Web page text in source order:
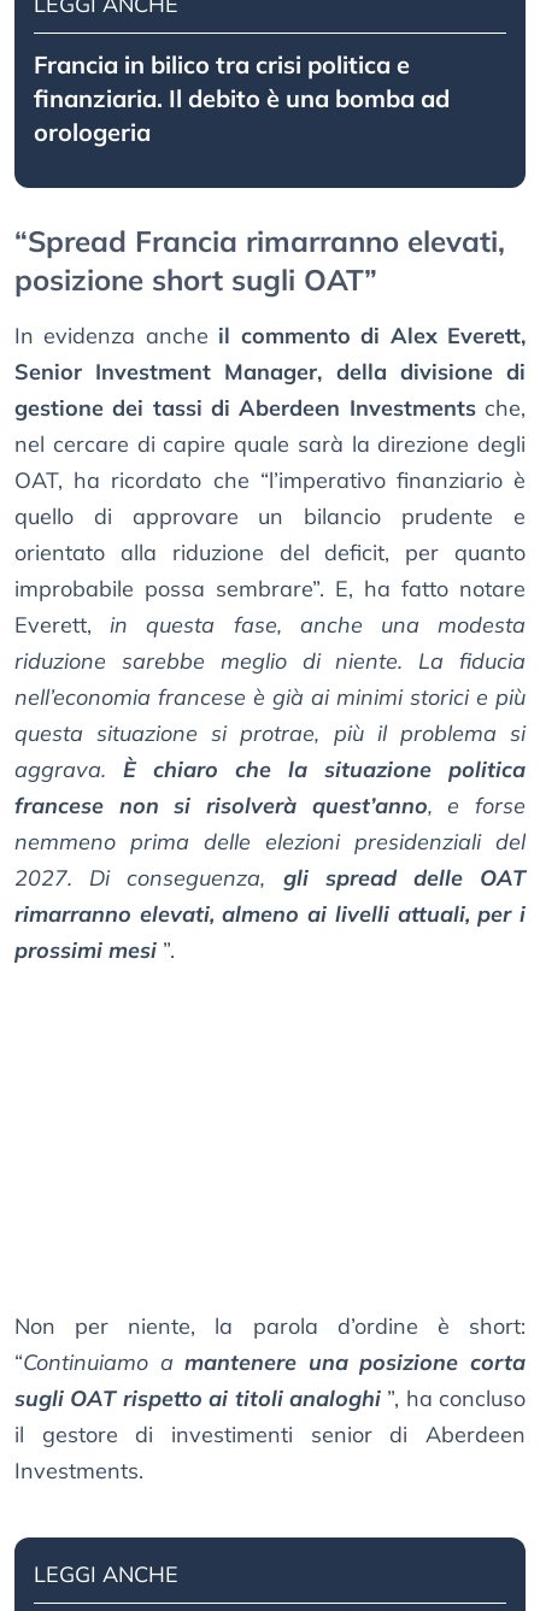
Francia in bilico tra crisi politica e
finanziaria. Il debito è una bomba ad
orologeria
“Spread Francia rimarranno elevati,
posizione short sugli OAT”
In evidenza anche il commento di Alex Everett,
Senior Investment Manager, della divisione di
gestione dei tassi di Aberdeen Investmentsche,
nel cercare di capire quale sarà la direzione degli
OAT, ha ricordato che “l’imperativo finanziario è
quello di approvare un bilancio prudente e
orientato alla riduzione del deficit, per quanto
improbabile possa sembrare”. E, ha fatto notare
Everett, in questa fase, anche una modesta
riduzione sarebbe meglio di niente. La fiducia
nell’economia francese è già ai minimi storici e più
questa situazione si protrae, più il problema si
aggrava. È chiaro che la situazione politica
francese non si risolverà quest’anno, e forse
nemmeno prima delle elezioni presidenziali del
2027. Di conseguenza, gli spread delle OAT
rimarranno elevati, almeno ai livelli attuali, per i
prossimi mesi ”.
Non per niente, la parola d’ordine è short:
“Continuiamo amantenere una posizione corta
sugli OAT rispetto ai titoli analoghi ”, ha concluso
il gestore di investimenti senior di Aberdeen
Investments.
LEGGI ANCHE